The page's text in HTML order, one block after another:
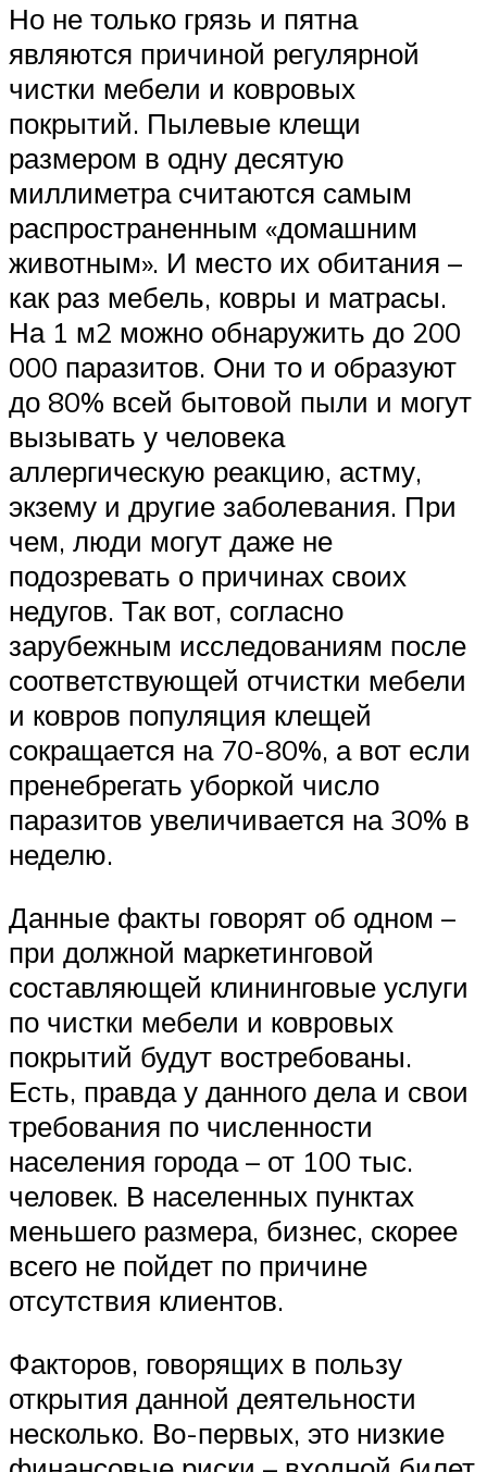
Но не только грязь и пятна
являются причиной регулярной
чистки мебели и ковровых
покрытий. Пылевые клещи
размером в одну десятую
миллиметра считаются самым
распространенным «домашним
животным». И место их обитания –
как раз мебель, ковры и матрасы.
На 1 м2 можно обнаружить до 200
000 паразитов. Они то и образуют
до 80% всей бытовой пыли и могут
вызывать у человека
аллергическую реакцию, астму,
экзему и другие заболевания. При
чем, люди могут даже не
подозревать о причинах своих
недугов. Так вот, согласно
зарубежным исследованиям после
соответствующей отчистки мебели
и ковров популяция клещей
сокращается на 70-80%, а вот если
пренебрегать уборкой число
паразитов увеличивается на 30% в
неделю.
Данные факты говорят об одном –
при должной маркетинговой
составляющей клининговые услуги
по чистки мебели и ковровых
покрытий будут востребованы.
Есть, правда у данного дела и свои
требования по численности
населения города – от 100 тыс.
человек. В населенных пунктах
меньшего размера, бизнес, скорее
всего не пойдет по причине
отсутствия клиентов.
Факторов, говорящих в пользу
открытия данной деятельности
несколько. Во-первых, это низкие